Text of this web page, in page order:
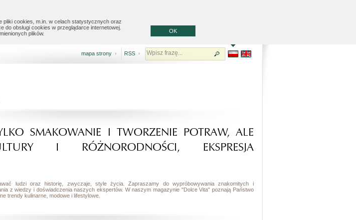
pliki cookies, m.in. w celach statystycznych oraz
obsługi cookies w przeglądarce internetowej.
plików.
OK
mapa strony RSS
SMAKOWANIE I TWORZENIE POTRAW, ALE
I RÓŻNORODNOŚCI, EKSPRESJA
ludzi oraz historię, zwyczaje, style życia. Zapraszamy do wypróbowywania znakomitych i
z wiedzy i doświadczenia naszych ekspertów. W naszym magazynie "Dolce Vita" poznają Państwo
trendy kulinarne, modowe i lifestylowe.